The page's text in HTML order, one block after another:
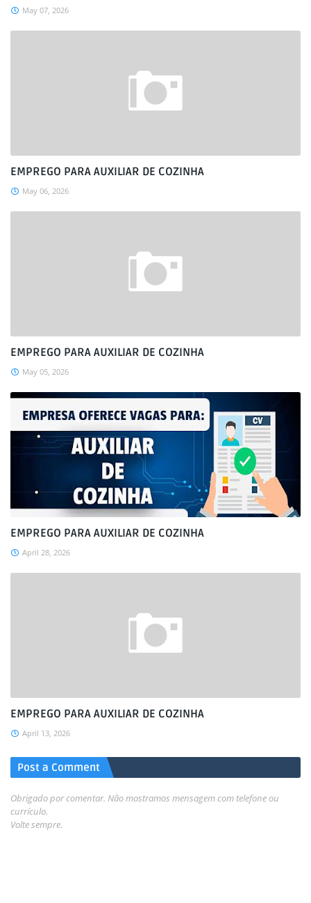
May 07, 2026
EMPREGO PARA AUXILIAR DE COZINHA
May 06, 2026
EMPREGO PARA AUXILIAR DE COZINHA
May 05, 2026
EMPREGO PARA AUXILIAR DE COZINHA
April 28, 2026
EMPREGO PARA AUXILIAR DE COZINHA
April 13, 2026
Post a Comment
Obrigado por comentar. Não mostramos mensagem com telefone ou
currículo.
Volte sempre.